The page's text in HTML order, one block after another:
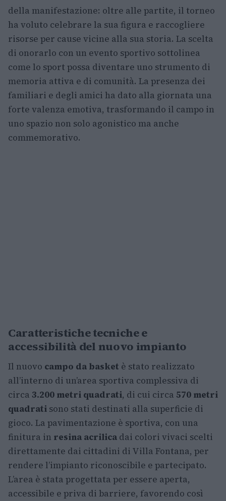
della manifestazione: oltre alle partite, il torneo
ha voluto celebrare la sua figura e raccogliere
risorse per cause vicine alla sua storia. La scelta
di onorarlo con un evento sportivo sottolinea
come lo sport possa diventare uno strumento di
memoria attiva e di comunità. La presenza dei
familiari e degli amici ha dato alla giornata una
forte valenza emotiva, trasformando il campo in
uno spazio non solo agonistico ma anche
commemorativo.
Caratteristiche tecniche e
accessibilità del nuovo impianto
Il nuovo campo da basket è stato realizzato
all’interno di un’area sportiva complessiva di
circa 3.200 metri quadrati, di cui circa 570 metri
quadrati sono stati destinati alla superficie di
gioco. La pavimentazione è sportiva, con una
finitura in resina acrilica dai colori vivaci scelti
direttamente dai cittadini di Villa Fontana, per
rendere l’impianto riconoscibile e partecipato.
L’area è stata progettata per essere aperta,
accessibile e priva di barriere, favorendo così